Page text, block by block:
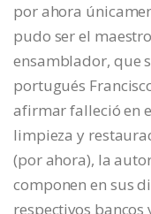
por ahora
pudo ser el
ensamblador, que
portugués
afirmar falleció en
limpieza y
(por ahora), la
componen en sus
respectivos bancos